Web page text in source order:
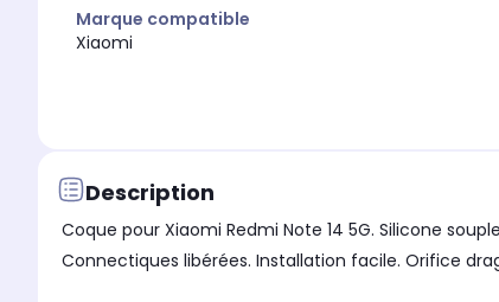
Marque compatible
Xiaomi
Description
Coque pour Xiaomi Redmi Note 14 5G. Silicone
Connectiques libérées. Installation facile. Orifice